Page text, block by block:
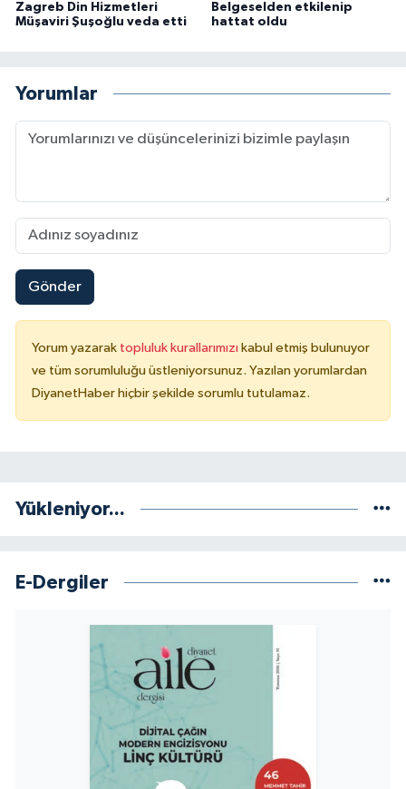
Zagreb Din Hizmetleri
Müşaviri Şuşoğlu veda etti
Belgeselden etkilenip
hattat oldu
Yorumlar
Gönder
Yorum yazarak topluluk kurallarımızı kabul etmiş bulunuyor
ve tüm sorumluluğu üstleniyorsunuz. Yazılan yorumlardan
DiyanetHaber hiçbir şekilde sorumlu tutulamaz.
Yükleniyor...
E-Dergiler